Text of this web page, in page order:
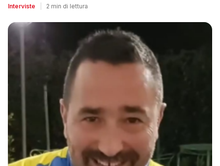
Interviste 2 min di lettura